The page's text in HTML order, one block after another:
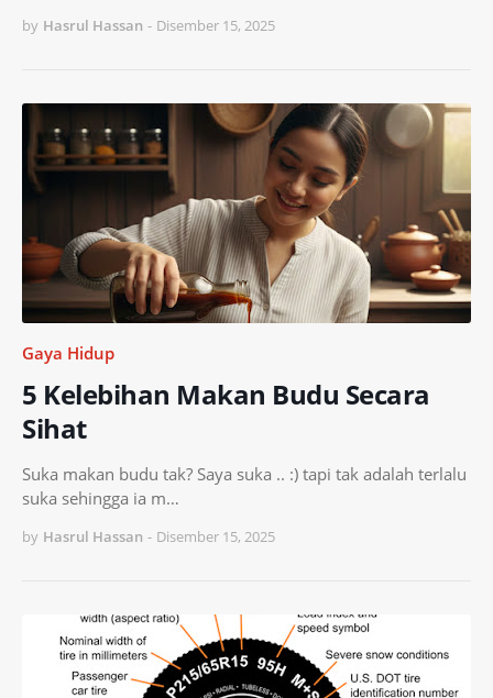
by Hasrul Hassan - Disember 15, 2025
Gaya Hidup
5 Kelebihan Makan Budu Secara
Sihat
Suka makan budu tak? Saya suka .. :) tapi tak adalah terlalu
suka sehingga ia m…
by Hasrul Hassan - Disember 15, 2025